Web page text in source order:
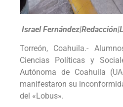
Israel
Torreón, Coahuila.-
Ciencias Políticas y
Autónoma de Coahuila
manifestaron su
del «Lobus».